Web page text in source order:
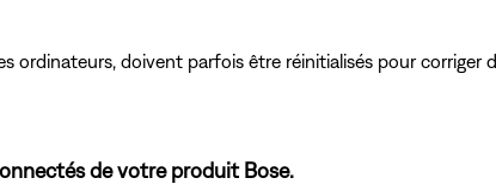
ordinateurs, doivent parfois être réinitialisés pour corriger
de votre produit Bose.